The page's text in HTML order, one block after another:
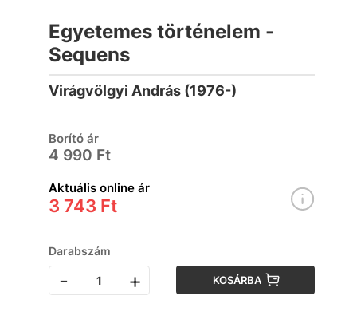
Egyetemes történelem -
Sequens
Virágvölgyi András (1976-)
Borító ár
4 990 Ft
Aktuális online ár
3 743 Ft
Darabszám
- + KOSÁRBA